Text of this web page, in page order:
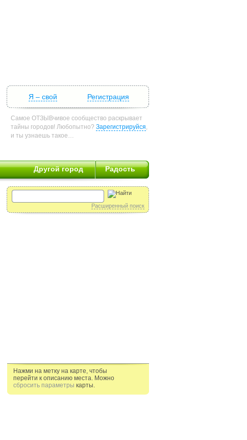
Я – свой Регистрация
Самое ОТЗЫВчивое сообщество раскрывает
тайны городов! Любопытно? Зарегистрируйся,
и ты узнаешь такое…
Другой город Радость
Расширенный поиск
Нажми на метку на карте, чтобы
перейти к описанию места. Можно
сбросить параметры карты.